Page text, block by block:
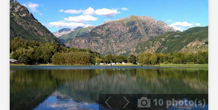
10 photo(s)